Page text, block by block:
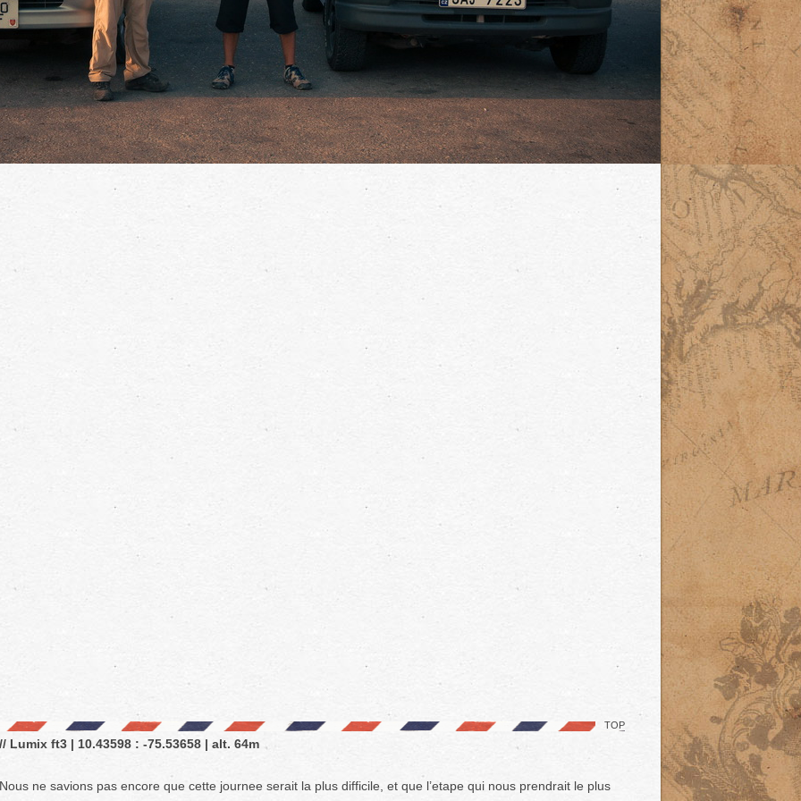
TOP
// Lumix ft3 | 10.43598 : -75.53658 | alt. 64m
Nous ne savions pas encore que cette journee serait la plus difficile, et que l’etape qui nous prendrait le plus